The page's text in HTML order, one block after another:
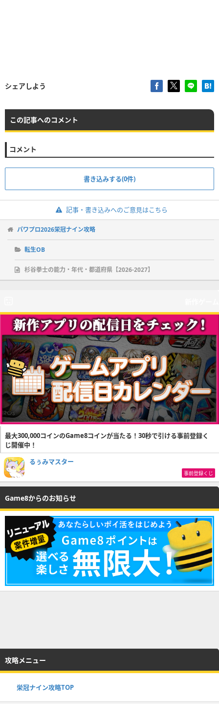
シェアしよう
この記事へのコメント
コメント
書き込みする(0件)
記事・書き込みへのご意見はこちら
パワプロ2026栄冠ナイン攻略
転生OB
杉谷拳士の能力・年代・都道府県【2026-2027】
最大300,000コインのGame8コインが当たる！30秒で引ける事前登録く
じ開催中！
るぅみマスター
事前登録くじ
Game8からのお知らせ
攻略メニュー
栄冠ナイン攻略TOP